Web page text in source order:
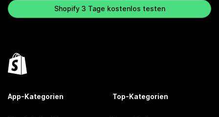
Shopify 3 Tage kostenlos testen
App-Kategorien Top-Kategorien